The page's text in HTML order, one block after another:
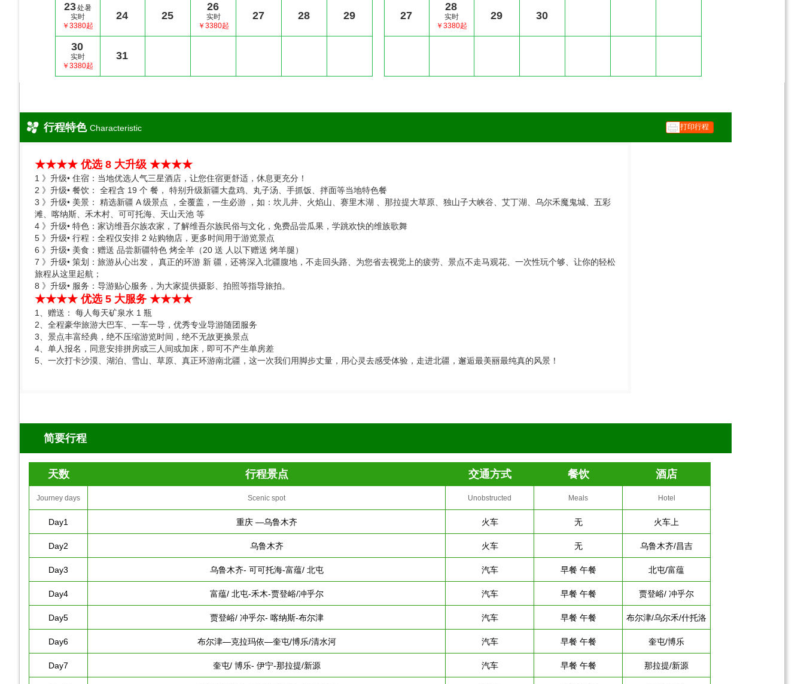
23处暑
实时
￥3380起
24 25
26
实时
￥3380起
27 28 29
30
实时
￥3380起
31
27
28
实时
￥3380起
29 30
行程特色 Characteristic 打印行程
★★★★ 优选 8 大升级 ★★★★
1 》升级• 住宿：当地优选人气三星酒店，让您住宿更舒适，休息更充分！
2 》升级• 餐饮： 全程含 19 个 餐， 特别升级新疆大盘鸡、丸子汤、手抓饭、拌面等当地特色餐
3 》升级• 美景： 精选新疆 A 级景点 ，全覆盖，一生必游 ，如：坎儿井、火焰山、赛里木湖 、那拉提大草原、独山子大峡谷、艾丁湖、乌尔禾魔鬼城、五彩
滩、喀纳斯、禾木村、可可托海、天山天池 等
4 》升级• 特色：家访维吾尔族农家，了解维吾尔族民俗与文化，免费品尝瓜果，学跳欢快的维族歌舞
5 》升级• 行程：全程仅安排 2 站购物店，更多时间用于游览景点
6 》升级• 美食：赠送 品尝新疆特色 烤全羊（20 送 人以下赠送 烤羊腿）
7 》升级• 策划：旅游从心出发， 真正的环游 新 疆，还将深入北疆腹地，不走回头路、为您省去视觉上的疲劳、景点不走马观花、一次性玩个够、让你的轻松
旅程从这里起航；
8 》升级• 服务：导游贴心服务，为大家提供摄影、拍照等指导旅拍。
★★★★ 优选 5 大服务 ★★★★
1、赠送： 每人每天矿泉水 1 瓶
2、全程豪华旅游大巴车、一车一导，优秀专业导游随团服务
3、景点丰富经典，绝不压缩游览时间，绝不无故更换景点
4、单人报名，同意安排拼房或三人间或加床，即可不产生单房差
5、一次打卡沙漠、湖泊、雪山、草原、真正环游南北疆，这一次我们用脚步丈量，用心灵去感受体验，走进北疆，邂逅最美丽最纯真的风景！
简要行程
天数 行程景点 交通方式 餐饮 酒店
Journey days Scenic spot Unobstructed Meals Hotel
Day1 重庆 —乌鲁木齐 火车 无 火车上
Day2 乌鲁木齐 火车 无 乌鲁木齐/昌吉
Day3 乌鲁木齐- 可可托海-富蕴/ 北屯 汽车 早餐 午餐 北屯/富蕴
Day4 富蕴/ 北屯-禾木-贾登峪/冲乎尔 汽车 早餐 午餐 贾登峪/ 冲乎尔
Day5 贾登峪/ 冲乎尔- 喀纳斯-布尔津 汽车 早餐 午餐 布尔津/乌尔禾/什托洛
盖
Day6 布尔津—克拉玛依—奎屯/博乐/清水河 汽车 早餐 午餐 奎屯/博乐
Day7 奎屯/ 博乐- 伊宁-那拉提/新源 汽车 早餐 午餐 那拉提/新源